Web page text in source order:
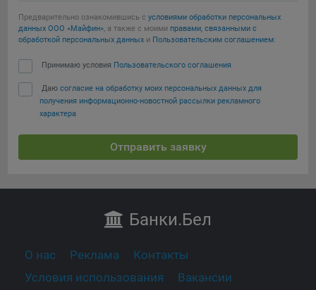
Предварительно ознакомившись с условиями обработки персональных
данных ООО «Майфин», а также с моими правами, связанными с
обработкой персональных данных и Пользовательским соглашением:
Принимаю условия Пользовательского соглашения
Даю согласие на обработку моих персональных данных для
получения информационно-новостной рассылки рекламного
характера
Отправить заявку
Банки.Бел
О нас Реклама
Контакты
Условия использования
Вакансии